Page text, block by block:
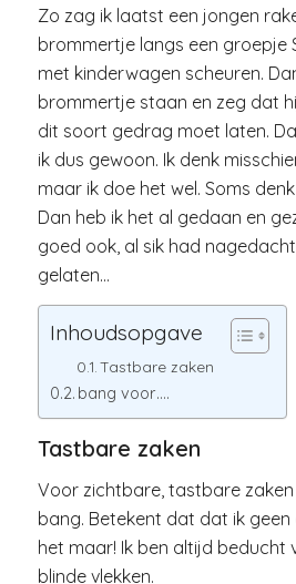
Zo zag ik laatst een jongen
brommertje langs een groepje
met kinderwagen scheuren.
brommertje staan en zeg dat
dit soort gedrag moet laten.
ik dus gewoon. Ik denk
maar ik doe het wel. Soms
Dan heb ik het al gedaan en
goed ook, al sik had
gelaten…
Inhoudsopgave
Tastbare zaken
bang voor….
Tastbare zaken
Voor zichtbare, tastbare zaken
bang. Betekent dat dat ik
het maar! Ik ben altijd beducht
blinde vlekken.